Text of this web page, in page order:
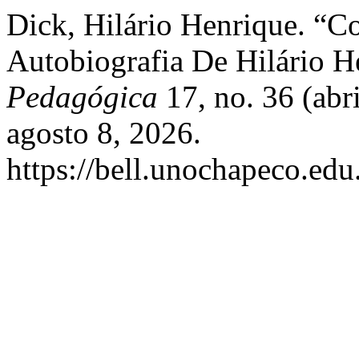
Dick, Hilário Henrique.
Autobiografia De Hilário
Pedagógica 17, no. 36
agosto 8, 2026.
https://